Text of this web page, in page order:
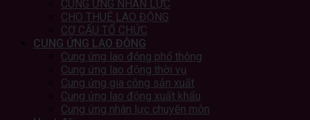
CUNG ỨNG NHÂN LỰC
CHO THUÊ LAO ĐỘNG
CƠ CẤU TỔ CHỨC
CUNG ỨNG LAO ĐỘNG
Cung ứng lao động phổ thông
Cung ứng lao động thời vụ
Cung ứng gia công sản xuất
Cung ứng lao động xuất khẩu
Cung ứng nhân lực chuyên môn